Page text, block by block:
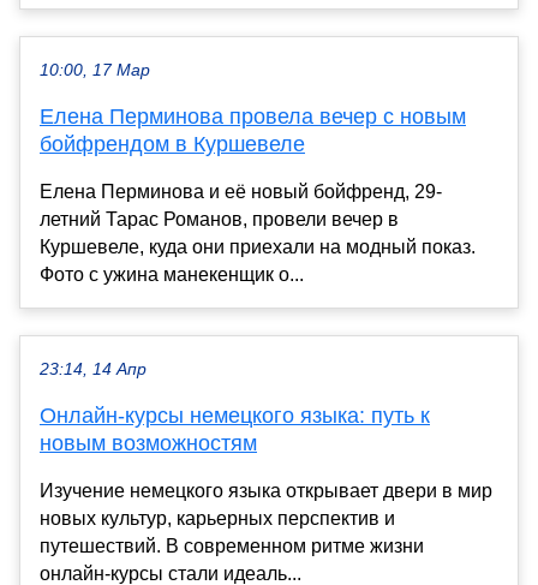
10:00, 17 Мар
Елена Перминова провела вечер с новым
бойфрендом в Куршевеле
Елена Перминова и её новый бойфренд, 29-
летний Тарас Романов, провели вечер в
Куршевеле, куда они приехали на модный показ.
Фото с ужина манекенщик о...
23:14, 14 Апр
Онлайн-курсы немецкого языка: путь к
новым возможностям
Изучение немецкого языка открывает двери в мир
новых культур, карьерных перспектив и
путешествий. В современном ритме жизни
онлайн-курсы стали идеаль...